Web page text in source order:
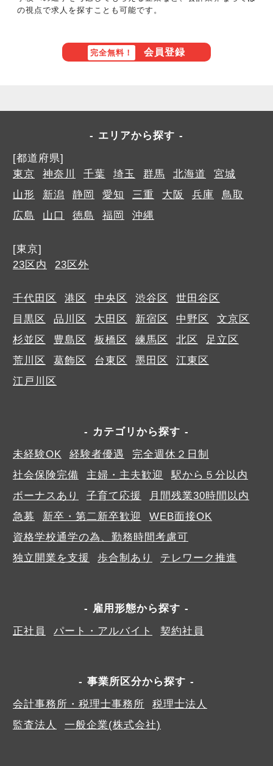
の視点で求人を探すことも可能です。
完全無料！ 会員登録
エリアから探す
[都道府県]
東京
神奈川 千葉 埼玉 群馬 北海道
宮城
山形
新潟 静岡 愛知 三重 大阪 兵庫
鳥取
広島
山口 徳島 福岡 沖縄
[東京]
23区内
23区外
千代田区 港区 中央区 渋谷区
世田谷区
目黒区
品川区 大田区 新宿区 中野区
文京区
杉並区
豊島区 板橋区 練馬区 北区
足立区
荒川区
葛飾区 台東区 墨田区
江東区
江戸川区
カテゴリから探す
未経験OK
経験者優遇
完全週休２日制
社会保険完備
主婦・主夫歓迎
駅から５分以内
ボーナスあり
子育て応援
月間残業30時間以内
急募
新卒・第二新卒歓迎
WEB面接OK
資格学校通学の為、勤務時間考慮可
独立開業を支援
歩合制あり テレワーク推進
雇用形態から探す
正社員
パート・アルバイト 契約社員
事業所区分から探す
会計事務所・税理士事務所
税理士法人
監査法人
一般企業(株式会社)